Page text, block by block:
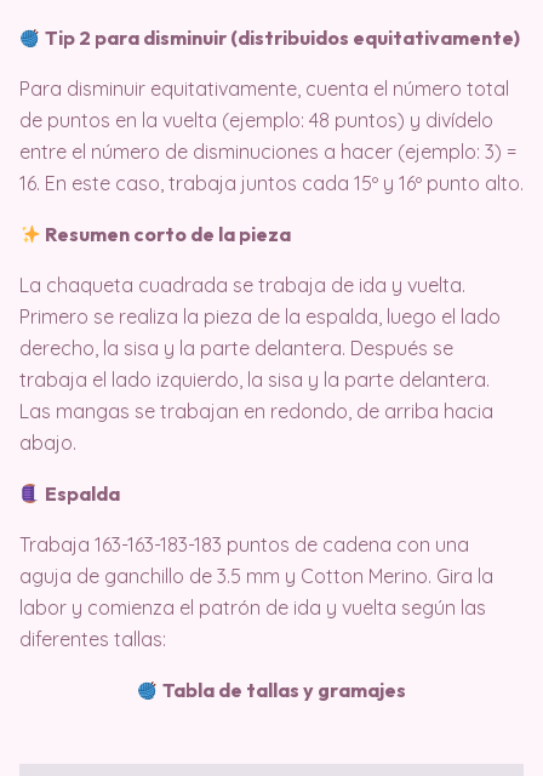
Tip 2 para disminuir (distribuidos equitativamente)
Para disminuir equitativamente, cuenta el número total
de puntos en la vuelta (ejemplo: 48 puntos) y divídelo
entre el número de disminuciones a hacer (ejemplo: 3) =
16. En este caso, trabaja juntos cada 15º y 16º punto alto.
Resumen corto de la pieza
La chaqueta cuadrada se trabaja de ida y vuelta.
Primero se realiza la pieza de la espalda, luego el lado
derecho, la sisa y la parte delantera. Después se
trabaja el lado izquierdo, la sisa y la parte delantera.
Las mangas se trabajan en redondo, de arriba hacia
abajo.
Espalda
Trabaja 163-163-183-183 puntos de cadena con una
aguja de ganchillo de 3.5 mm y Cotton Merino. Gira la
labor y comienza el patrón de ida y vuelta según las
diferentes tallas:
Tabla de tallas y gramajes